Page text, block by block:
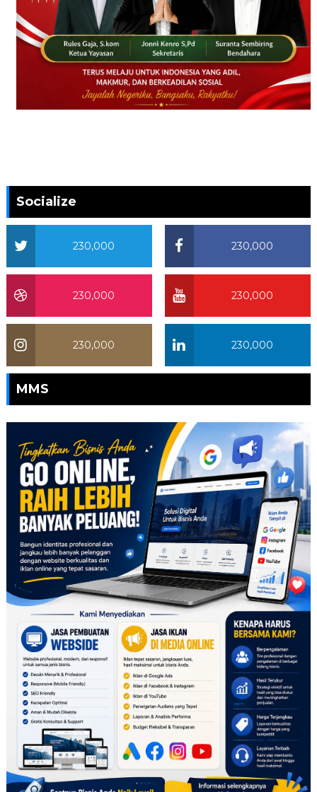
Socialize
230,000
230,000
230,000
230,000
230,000
230,000
MMS